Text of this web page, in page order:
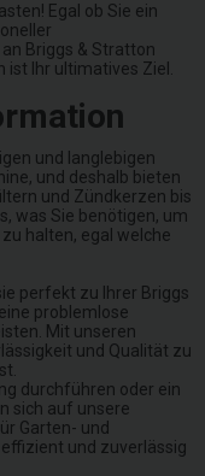
Egal ob Sie ein
Briggs & Stratton
Ihr ultimatives Ziel.
und langlebigen
und deshalb bieten
und Zündkerzen bis
was Sie benötigen, um
halten, egal welche
perfekt zu Ihrer Briggs
problemlose
Mit unseren
und Qualität zu
durchführen oder ein
sich auf unsere
Garten- und
und zuverlässig